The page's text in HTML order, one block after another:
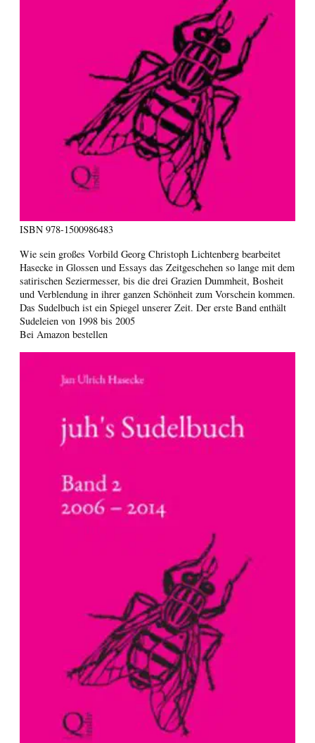
ISBN 978-1500986483
Wie sein großes Vorbild Georg Christoph Lichtenberg bearbeitet
Hasecke in Glossen und Essays das Zeitgeschehen so lange mit dem
satirischen Seziermesser, bis die drei Grazien Dummheit, Bosheit
und Verblendung in ihrer ganzen Schönheit zum Vorschein kommen.
Das Sudelbuch ist ein Spiegel unserer Zeit. Der erste Band enthält
Sudeleien von 1998 bis 2005
Bei Amazon bestellen